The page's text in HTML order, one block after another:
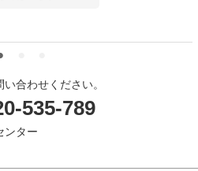
合わせください。
535-789
ンター